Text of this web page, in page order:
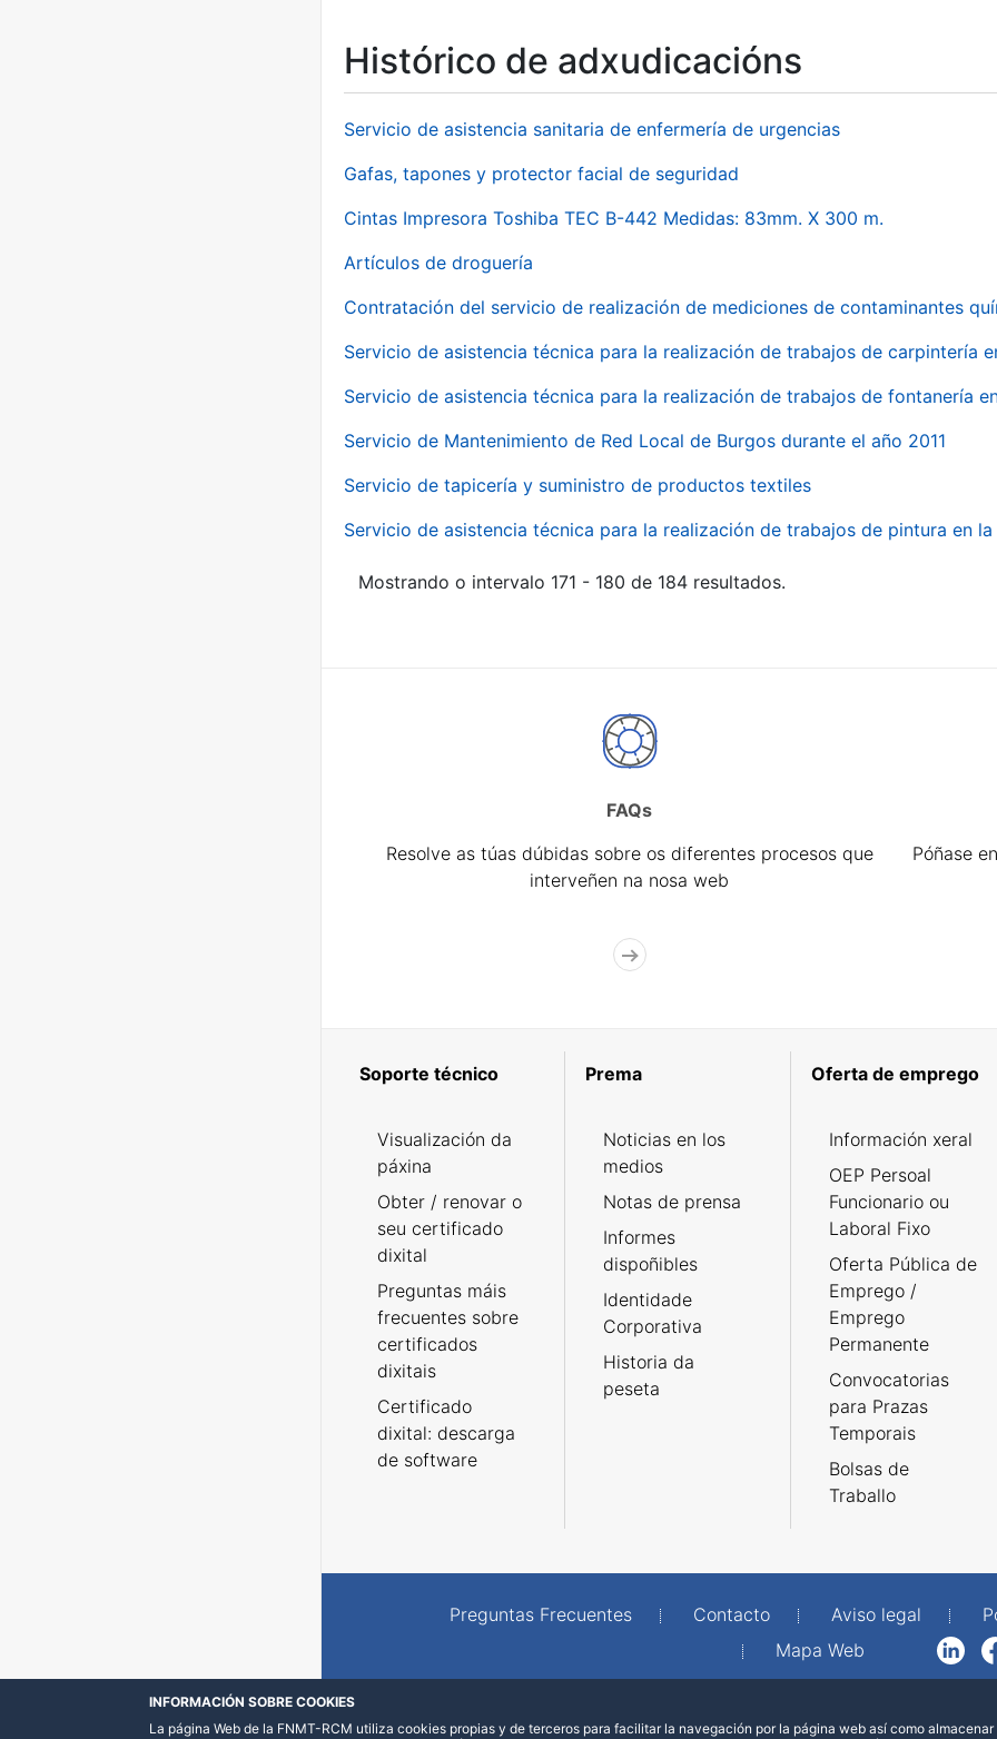
Histórico de adxudicacións
Servicio de asistencia sanitaria de enfermería de urgencias
Gafas, tapones y protector facial de seguridad
Cintas Impresora Toshiba TEC B-442 Medidas: 83mm. X 300 m.
Artículos de droguería
Contratación del servicio de realización de mediciones de contaminantes
Servicio de asistencia técnica para la realización de trabajos de carpintería
Servicio de asistencia técnica para la realización de trabajos de fontanería
Servicio de Mantenimiento de Red Local de Burgos durante el año 2011
Servicio de tapicería y suministro de productos textiles
Servicio de asistencia técnica para la realización de trabajos de pintura en
Mostrando o intervalo 171 - 180 de 184 resultados.
FAQs
Resolve as túas dúbidas sobre os diferentes procesos que
interveñen na nosa web
Póñase
Soporte técnico
Visualización da
páxina
Obter / renovar o
seu certificado
dixital
Preguntas máis
frecuentes sobre
certificados
dixitais
Certificado
dixital: descarga
de software
Prema
Noticias en los
medios
Notas de prensa
Informes
dispoñibles
Identidade
Corporativa
Historia da
peseta
Oferta de emprego
Información xeral
OEP Persoal
Funcionario ou
Laboral Fixo
Oferta Pública de
Emprego /
Emprego
Permanente
Convocatorias
para Prazas
Temporais
Bolsas de
Traballo
Preguntas Frecuentes Contacto Aviso legal
Mapa Web
LinkedInFacebook
INFORMACIÓN SOBRE COOKIES
La página Web de la FNMT-RCM utiliza cookies propias y de terceros para facilitar la navegación por la página web así como